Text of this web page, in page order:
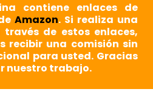
contiene enlaces de
Amazon. Si realiza una
de estos enlaces,
recibir una comisión sin
para usted. Gracias
nuestro trabajo.